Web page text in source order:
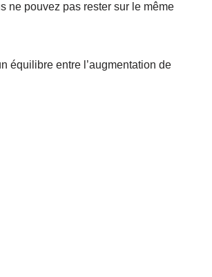
ne pouvez pas rester sur le même
équilibre entre l’augmentation de